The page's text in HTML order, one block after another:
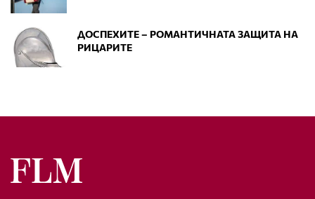
ДОСПЕХИТЕ – РОМАНТИЧНАТА ЗАЩИТА НА
РИЦАРИТЕ